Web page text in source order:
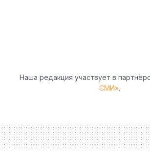
Наша редакция участвует в
СМИ».